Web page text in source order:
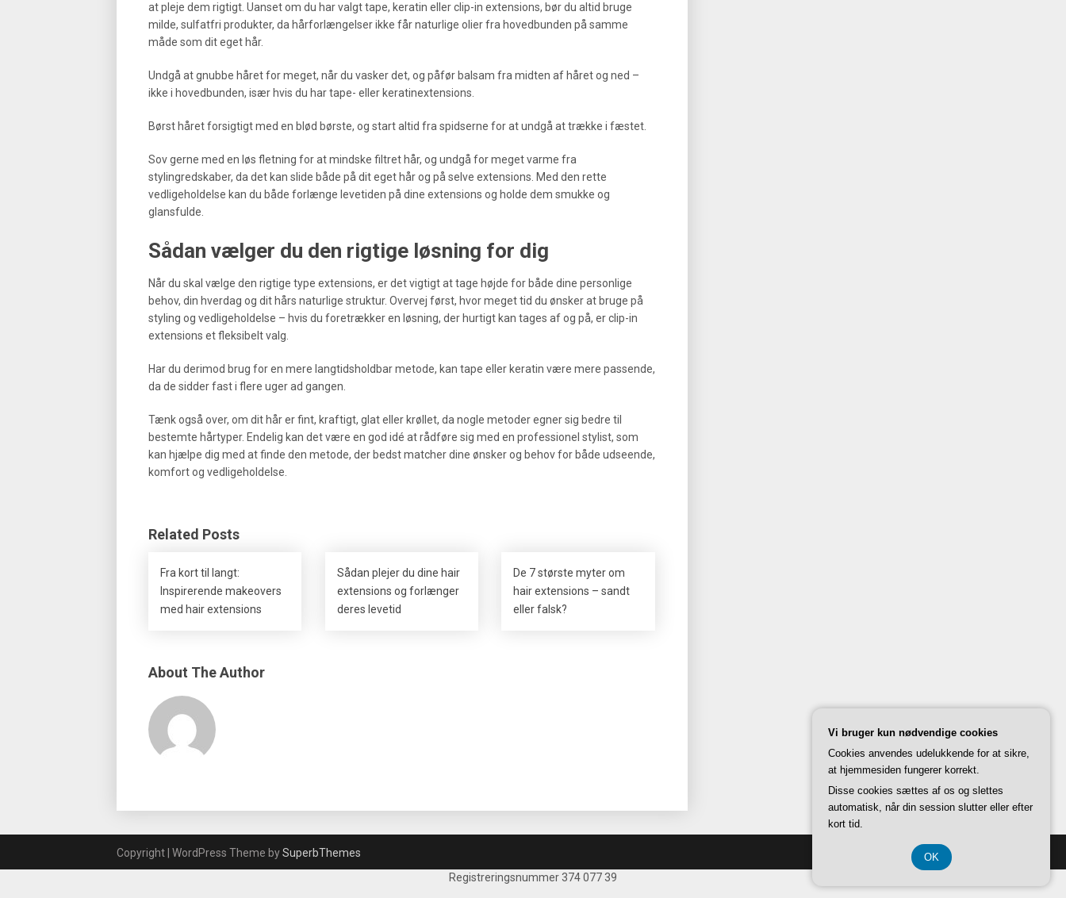
at pleje dem rigtigt. Uanset om du har valgt tape, keratin eller clip-in extensions, bør du altid bruge
milde, sulfatfri produkter, da hårforlængelser ikke får naturlige olier fra hovedbunden på samme
måde som dit eget hår.
Undgå at gnubbe håret for meget, når du vasker det, og påfør balsam fra midten af håret og ned –
ikke i hovedbunden, især hvis du har tape- eller keratinextensions.
Børst håret forsigtigt med en blød børste, og start altid fra spidserne for at undgå at trække i fæstet.
Sov gerne med en løs fletning for at mindske filtret hår, og undgå for meget varme fra
stylingredskaber, da det kan slide både på dit eget hår og på selve extensions. Med den rette
vedligeholdelse kan du både forlænge levetiden på dine extensions og holde dem smukke og
glansfulde.
Sådan vælger du den rigtige løsning for dig
Når du skal vælge den rigtige type extensions, er det vigtigt at tage højde for både dine personlige
behov, din hverdag og dit hårs naturlige struktur. Overvej først, hvor meget tid du ønsker at bruge på
styling og vedligeholdelse – hvis du foretrækker en løsning, der hurtigt kan tages af og på, er clip-in
extensions et fleksibelt valg.
Har du derimod brug for en mere langtidsholdbar metode, kan tape eller keratin være mere passende,
da de sidder fast i flere uger ad gangen.
Tænk også over, om dit hår er fint, kraftigt, glat eller krøllet, da nogle metoder egner sig bedre til
bestemte hårtyper. Endelig kan det være en god idé at rådføre sig med en professionel stylist, som
kan hjælpe dig med at finde den metode, der bedst matcher dine ønsker og behov for både udseende,
komfort og vedligeholdelse.
Related Posts
Fra kort til langt:
Inspirerende makeovers
med hair extensions
Sådan plejer du dine hair
extensions og forlænger
deres levetid
De 7 største myter om
hair extensions – sandt
eller falsk?
About The Author
Copyright | WordPress Theme bySuperbThemes
Back to Top ↑
Registreringsnummer 374 077 39
Vi bruger kun nødvendige cookies
Cookies anvendes udelukkende for at sikre,
at hjemmesiden fungerer korrekt.
Disse cookies sættes af os og slettes
automatisk, når din session slutter eller efter
kort tid.
OK